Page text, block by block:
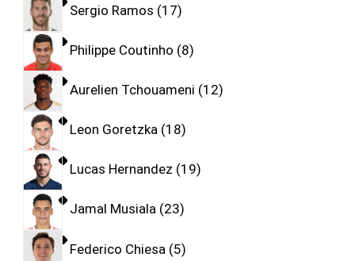
Sergio Ramos 17
Philippe Coutinho 8
Aurelien Tchouameni 12
Leon Goretzka 18
Lucas Hernandez 19
Jamal Musiala 23
Federico Chiesa 5